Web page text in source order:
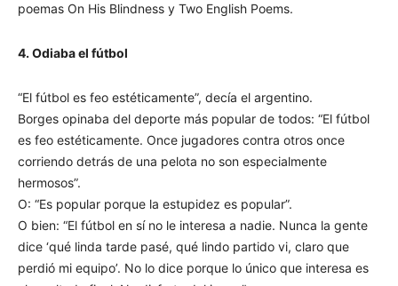
poemas On His Blindness y Two English Poems.
4. Odiaba el fútbol
“El fútbol es feo estéticamente”, decía el argentino.
Borges opinaba del deporte más popular de todos: “El fútbol
es feo estéticamente. Once jugadores contra otros once
corriendo detrás de una pelota no son especialmente
hermosos”.
O: “Es popular porque la estupidez es popular”.
O bien: “El fútbol en sí no le interesa a nadie. Nunca la gente
dice ‘qué linda tarde pasé, qué lindo partido vi, claro que
perdió mi equipo’. No lo dice porque lo único que interesa es